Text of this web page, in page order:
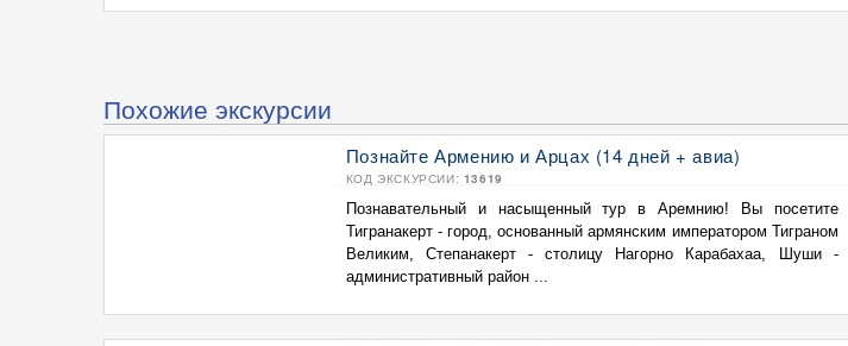
Похожие экскурсии
Познайте Армению и Арцах (14 дней + авиа)
КОД ЭКСКУРСИИ: 13619
Познавательный и насыщенный тур в Аремнию! Вы посетите
Тигранакерт - город, основанный армянским императором Тиграном
Великим, Степанакерт - столицу Нагорно Карабахаа, Шуши -
административный район ...